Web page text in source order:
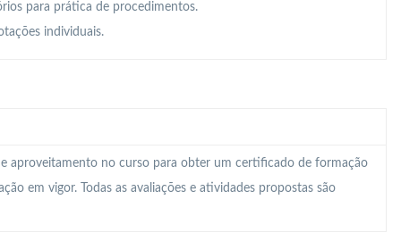
para prática de procedimentos.
individuais.
aproveitamento no curso para obter um certificado de formação
em vigor. Todas as avaliações e atividades propostas são